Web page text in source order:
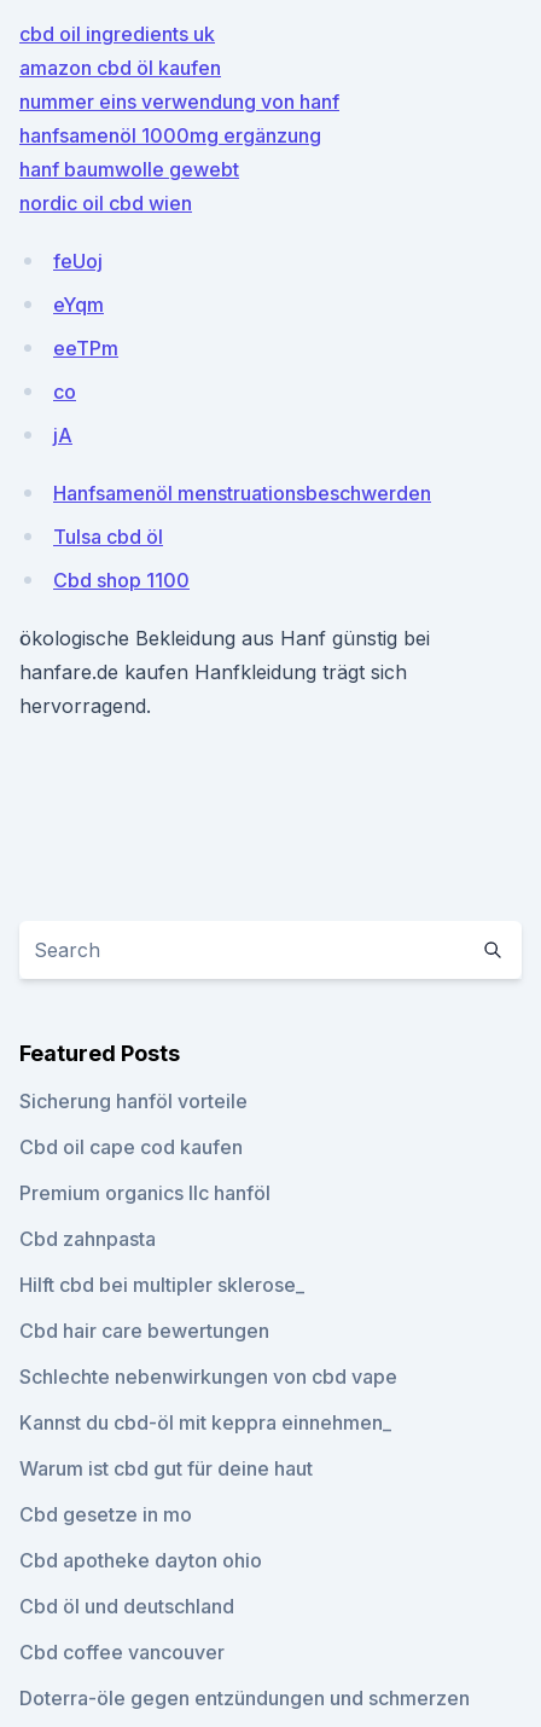
cbd oil ingredients uk
amazon cbd öl kaufen
nummer eins verwendung von hanf
hanfsamenöl 1000mg ergänzung
hanf baumwolle gewebt
nordic oil cbd wien
feUoj
eYqm
eeTPm
co
jA
Hanfsamenöl menstruationsbeschwerden
Tulsa cbd öl
Cbd shop 1100
ökologische Bekleidung aus Hanf günstig bei
hanfare.de kaufen Hanfkleidung trägt sich
hervorragend.
Featured Posts
Sicherung hanföl vorteile
Cbd oil cape cod kaufen
Premium organics llc hanföl
Cbd zahnpasta
Hilft cbd bei multipler sklerose_
Cbd hair care bewertungen
Schlechte nebenwirkungen von cbd vape
Kannst du cbd-öl mit keppra einnehmen_
Warum ist cbd gut für deine haut
Cbd gesetze in mo
Cbd apotheke dayton ohio
Cbd öl und deutschland
Cbd coffee vancouver
Doterra-öle gegen entzündungen und schmerzen